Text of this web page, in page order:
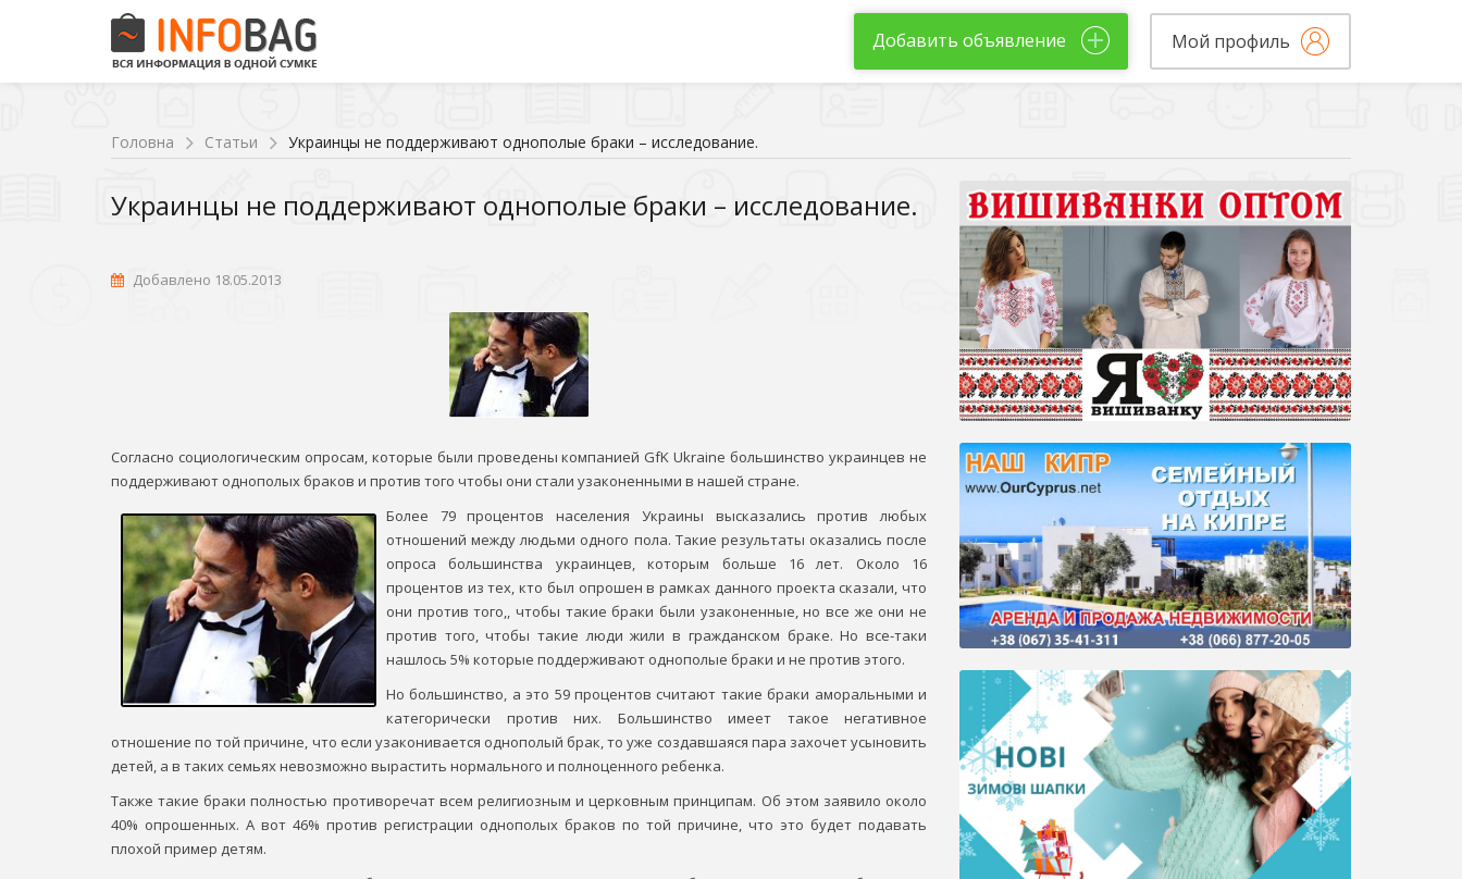
Добавить объявление Мой профиль
Головна Статьи Украинцы не поддерживают однополые браки – исследование.
Украинцы не поддерживают однополые браки – исследование.
Добавлено 18.05.2013
Согласно социологическим опросам, которые были проведены компанией GfK Ukraine большинство украинцев не
поддерживают однополых браков и против того чтобы они стали узаконенными в нашей стране.
Более 79 процентов населения Украины высказались против любых
отношений между людьми одного пола. Такие результаты оказались после
опроса большинства украинцев, которым больше 16 лет. Около 16
процентов из тех, кто был опрошен в рамках данного проекта сказали, что
они против того,, чтобы такие браки были узаконенные, но все же они не
против того, чтобы такие люди жили в гражданском браке. Но все-таки
нашлось 5% которые поддерживают однополые браки и не против этого.
Но большинство, а это 59 процентов считают такие браки аморальными и
категорически против них. Большинство имеет такое негативное
отношение по той причине, что если узаконивается однополый брак, то уже создавшаяся пара захочет усыновить
детей, а в таких семьях невозможно вырастить нормального и полноценного ребенка.
Также такие браки полностью противоречат всем религиозным и церковным принципам. Об этом заявило около
40% опрошенных. А вот 46% против регистрации однополых браков по той причине, что это будет подавать
плохой пример детям.